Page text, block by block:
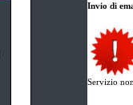
Invio di
Servizio